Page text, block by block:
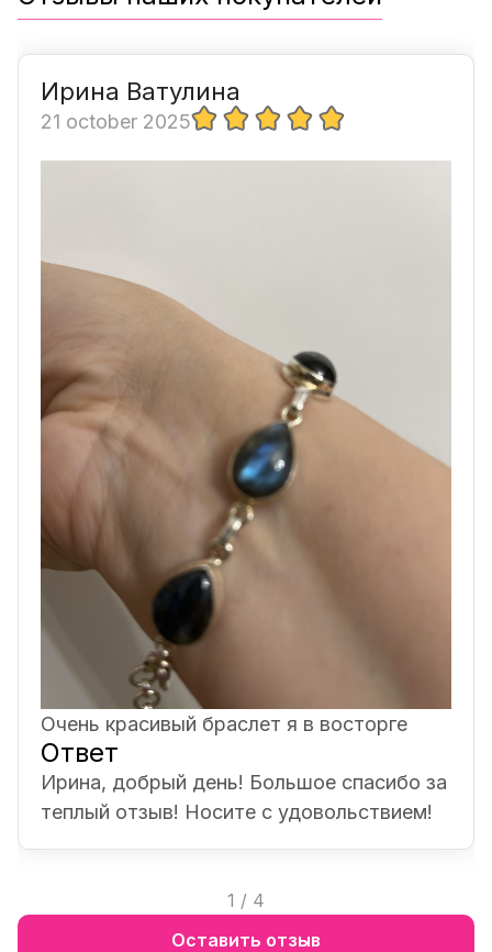
Ирина Ватулина
21 october 2025
Очень красивый браслет я в восторге
Ответ
Ирина, добрый день! Большое спасибо за
теплый отзыв! Носите с удовольствием!
1 / 4
Оставить отзыв